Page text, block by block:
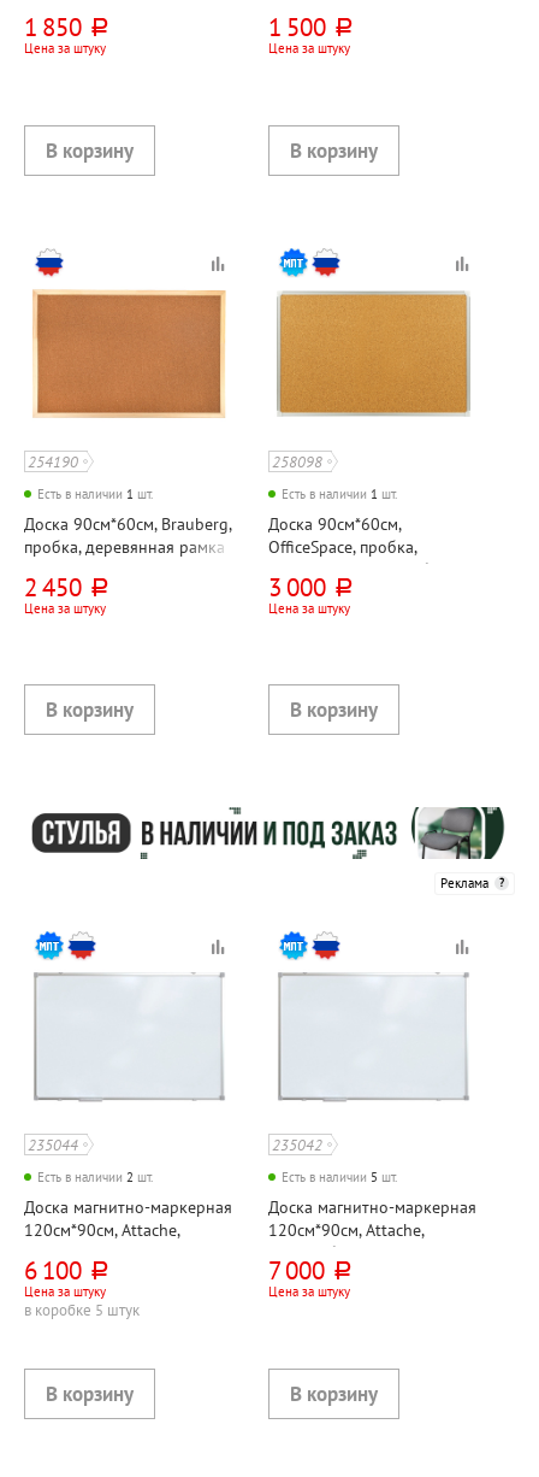
1 850 руб.
Цена за штуку
1 500 руб.
Цена за штуку
254190
Есть в наличии 1 шт.
Доска 90см*60см, Brauberg,
пробка, деревянная рамка
2 450 руб.
Цена за штуку
258098
Есть в наличии 1 шт.
Доска 90см*60см,
OfficeSpace, пробка,
алюминиевая рама, без
лотка
3 000 руб.
Цена за штуку
Реклама
235044
Есть в наличии 2 шт.
Доска магнитно-маркерная
120см*90см, Attache,
белая, с полочкой для
аксессуаров, алюминиевая
рама
6 100 руб.
Цена за штуку
в коробке 5 штук
235042
Есть в наличии 5 шт.
Доска магнитно-маркерная
120см*90см, Attache,
металл, белая, с полочкой
для аксессуаров,
алюминиевая рама
7 000 руб.
Цена за штуку